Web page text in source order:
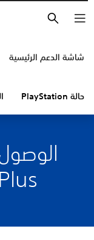
شاشة الدعم الرئيسية
حالة PlayStation